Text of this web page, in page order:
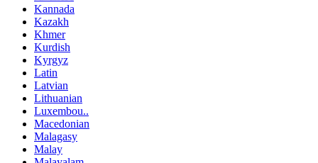
Kannada
Kazakh
Khmer
Kurdish
Kyrgyz
Latin
Latvian
Lithuanian
Luxembou..
Macedonian
Malagasy
Malay